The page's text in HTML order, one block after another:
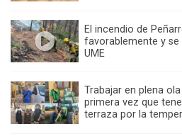
El incendio de
favorablemente y se
UME
Trabajar en plena
primera vez que
terraza por la